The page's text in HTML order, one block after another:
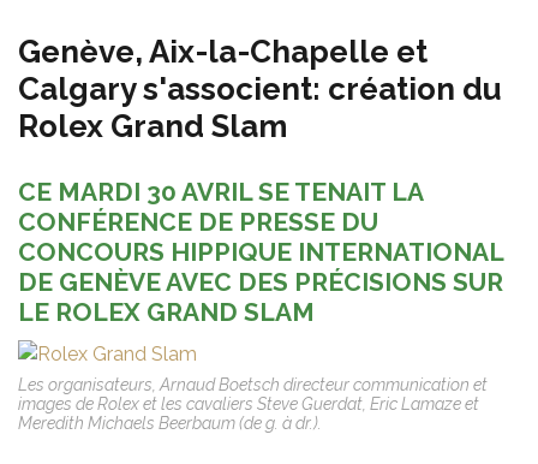
Genève, Aix-la-Chapelle et
Calgary s'associent: création du
Rolex Grand Slam
CE MARDI 30 AVRIL SE TENAIT LA
CONFÉRENCE DE PRESSE DU
CONCOURS HIPPIQUE INTERNATIONAL
DE GENÈVE AVEC DES PRÉCISIONS SUR
LE ROLEX GRAND SLAM
Les organisateurs, Arnaud Boetsch directeur communication et
images de Rolex et les cavaliers Steve Guerdat, Eric Lamaze et
Meredith Michaels Beerbaum (de g. à dr.).